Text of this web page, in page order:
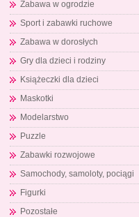
Zabawa w ogrodzie
Sport i zabawki ruchowe
Zabawa w dorosłych
Gry dla dzieci i rodziny
Książeczki dla dzieci
Maskotki
Modelarstwo
Puzzle
Zabawki rozwojowe
Samochody, samoloty, pociągi
Figurki
Pozostałe